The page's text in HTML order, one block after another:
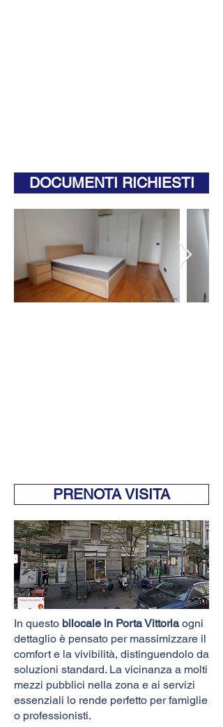
DOCUMENTI RICHIESTI
PRENOTA VISITA
In questo bilocale in Porta Vittoriaogni
dettaglio è pensato per massimizzare il
comfort e la vivibilità, distinguendolo da
soluzioni standard. La vicinanza a molti
mezzi pubblici nella zona e ai servizi
essenziali lo rende perfetto per famiglie
o professionisti.